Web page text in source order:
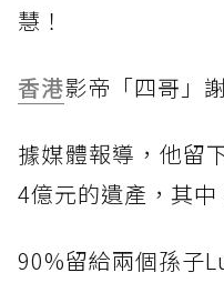
慧！
香港影帝「四哥」
據媒體報導，他留
4億元的遺產，其中
90%留給兩個孫子